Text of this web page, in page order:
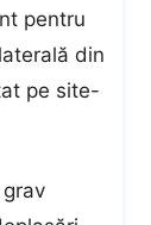
pentru
din
pe site-